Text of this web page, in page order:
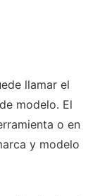
llamar el
modelo. El
o en
y modelo